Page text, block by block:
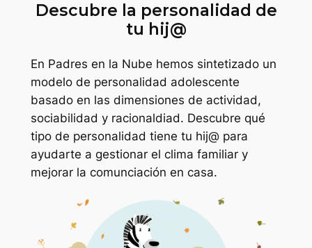
Descubre la personalidad de
tu hij@
En Padres en la Nube hemos sintetizado un
modelo de personalidad adolescente
basado en las dimensiones de actividad,
sociabilidad y racionaldiad. Descubre qué
tipo de personalidad tiene tu hij@ para
ayudarte a gestionar el clima familiar y
mejorar la comunciación en casa.